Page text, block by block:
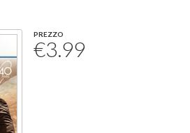
PREZZO
€3.99